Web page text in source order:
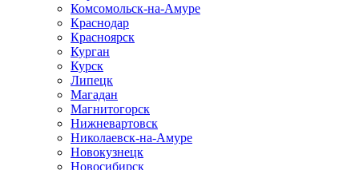
Комсомольск-на-Амуре
Краснодар
Красноярск
Курган
Курск
Липецк
Магадан
Магнитогорск
Нижневартовск
Николаевск-на-Амуре
Новокузнецк
Новосибирск